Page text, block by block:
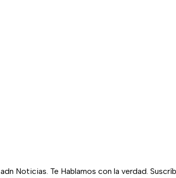
adn Noticias. Te Hablamos con la verdad.